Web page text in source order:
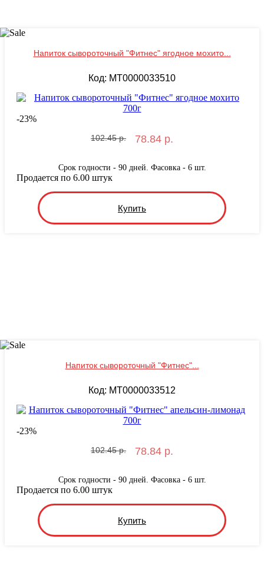
Напиток сывороточный "Фитнес" ягодное мохито...
Код: MT0000033510
-23%
102.45 р. 78.84 р.
Срок годности - 90 дней. Фасовка - 6 шт.
Купить
Продается по 6.00 штук
Напиток сывороточный "Фитнес"...
Код: MT0000033512
-23%
102.45 р. 78.84 р.
Срок годности - 90 дней. Фасовка - 6 шт.
Купить
Продается по 6.00 штук